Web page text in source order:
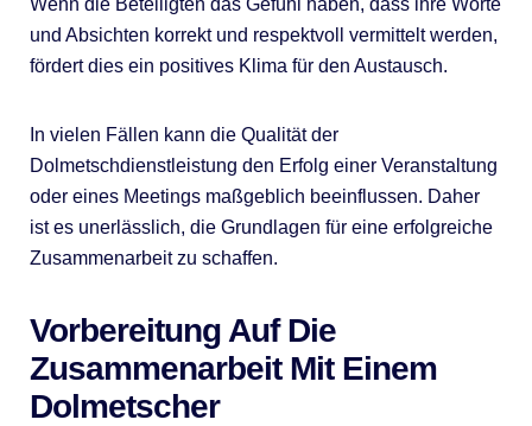
und Absichten korrekt und respektvoll vermittelt werden,
fördert dies ein positives Klima für den Austausch.
In vielen Fällen kann die Qualität der
Dolmetschdienstleistung den Erfolg einer Veranstaltung
oder eines Meetings maßgeblich beeinflussen. Daher
ist es unerlässlich, die Grundlagen für eine erfolgreiche
Zusammenarbeit zu schaffen.
Vorbereitung Auf Die
Zusammenarbeit Mit Einem
Dolmetscher